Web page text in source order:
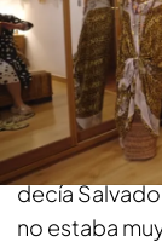
Iván, pareja
cambiará por
capítulo
"Lo que me
decía
no estaba